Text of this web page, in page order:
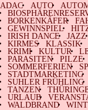
ADAC AUTO
BORKENKÄFER
GEWINNSPIEL
IRISH DANCE
JAZZ
KIRMES
KLASSIK
KRIMI
KULTUR
PARASITEN
PILZE
SOMMERFERIEN
STADTMARKETING
SUHLER FRÜHLING
TANZEN
URLAUB
WALDBRAND